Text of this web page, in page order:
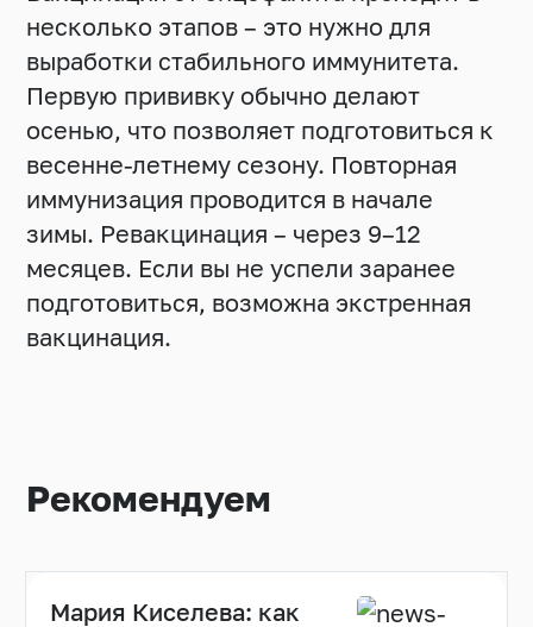
несколько этапов – это нужно для
выработки стабильного иммунитета.
Первую прививку обычно делают
осенью, что позволяет подготовиться к
весенне-летнему сезону. Повторная
иммунизация проводится в начале
зимы. Ревакцинация – через 9–12
месяцев. Если вы не успели заранее
подготовиться, возможна экстренная
вакцинация.
Рекомендуем
Мария Киселева: как